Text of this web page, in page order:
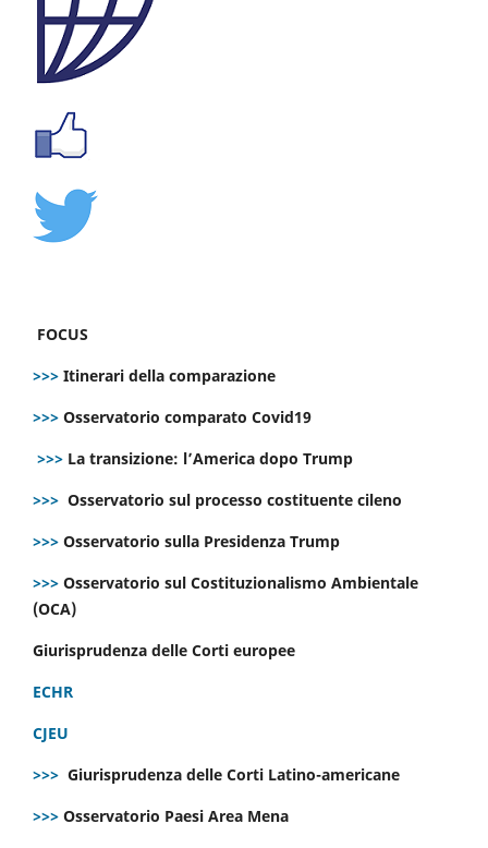
FOCUS
>>> Itinerari della comparazione
>>> Osservatorio comparato Covid19
>>> La transizione: l’America dopo Trump
>>> Osservatorio sul processo costituente cileno
>>> Osservatorio sulla Presidenza Trump
>>> Osservatorio sul Costituzionalismo Ambientale
(OCA)
Giurisprudenza delle Corti europee
ECHR
CJEU
>>> Giurisprudenza delle Corti Latino-americane
>>> Osservatorio Paesi Area Mena